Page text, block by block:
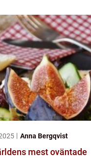
Anna Bergqvist
mest oväntade